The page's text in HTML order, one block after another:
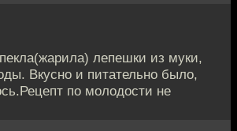
лепешки из муки,
Вкусно и питательно было,
по молодости не